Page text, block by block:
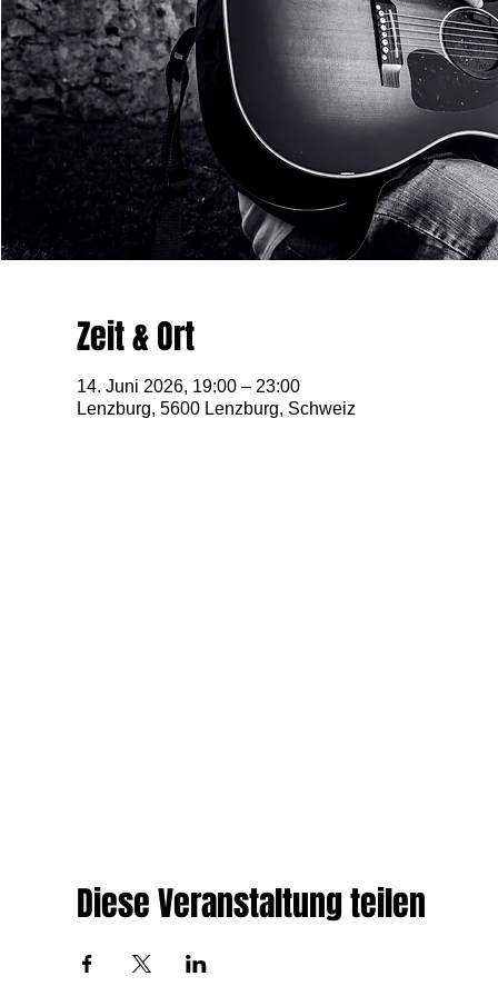
Zeit & Ort
14. Juni 2026, 19:00 – 23:00
Lenzburg, 5600 Lenzburg, Schweiz
Diese Veranstaltung teilen